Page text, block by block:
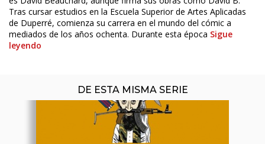
Tras cursar estudios en la Escuela Superior de Artes Aplicadas
de Duperré, comienza su carrera en el mundo del cómic a
mediados de los años ochenta. Durante esta época Sigue
leyendo
DE ESTA MISMA SERIE